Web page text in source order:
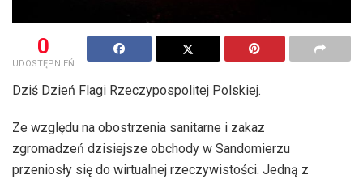
0
UDOSTĘPNIEŃ
Dziś Dzień Flagi Rzeczypospolitej Polskiej.
Ze względu na obostrzenia sanitarne i zakaz
zgromadzeń dzisiejsze obchody w Sandomierzu
przeniosły się do wirtualnej rzeczywistości. Jedną z